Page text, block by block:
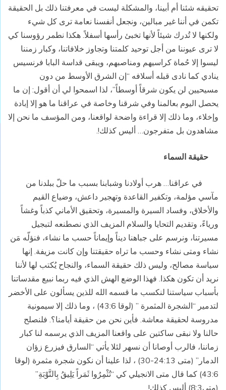
تحقيقه شئنا أم أبينا، والمشكلة ليست في معرفتنا ذلك بل الحقيقة
تكمن في أننا غير مبالين، ونجعل أنفسنا نعامة ترى كل شيء
ولكنها لا تُدرك شيئاً لأنها تخبئ رأسها أسفلاً. هكذا نطمر رؤوسنا كي
لا ترى عيوننا من أجل توحيد كلمتنا وتجاوز خلافاتنا، وكبار زمننا
ليسوا إلا حُماة كراسيهم ومناصبهم، ويبقى قداسة البابا فرنسيس
ينادي كما نادى قبله أسلافه “إن الشرق الأوسط من دون
مسيحيين لن يكون شرقاً أوسطاً”، لذا اسمحوا لي أن أقول: إن ما
يحصل اليوم بعالمنا وفي شرقنا وخاصة في عراقنا ما هو إلا إبادة
وإخلاء، وما ذلك إلا قراءة واضحة لواقعنا، ومن المؤسف ما نحن إلا
مشاهدون بل متفرجون… أليس كذلك!.
حقيقة السماء
في عراقنا… هرب أولادنا وشبابنا بسبب ما حلّ ببلدنا من
مآسي مؤلمة، وتكفير القاعدة وتهجير داعش، وضياع القيم
والأخلاق، وفساد السيرة والمسيرة، وتحقيق الأماني كذباً وغشاً
ورياءً، وتقديم التحايا والسلام المزيف الذي نصطنعه لتبجيل
مسيرتنا، ونرسم على جباهنا ديناً وإيماناً حسب ما نشاء، فنؤلّه مَن
نشاء ومتى نشاء وحسب ما تراه حقيقتنا وإن كانت مزيفة. إنها
سياسة مصالح، وليس ذلك حقيقة السماء، والنجاح يُكتب لها لأننا
نريد أن تكون هكذا. فهذا الوضع الهش الذي فيه ربما نبيع مقدساتنا
بأسباب سياستنا لنكسب ما قسمه الله للذين يسألون على الأخضر
لتدمير “الشجرة المثمرة ” (لوقا 43:6) ، وما ذلك إلا سيمونية
مدروسة لحقيقة معاشة. فأين نحن من حقيقة أيامنا؟. فلنصلح
حالنا ولا نبقى ساكتين على واقعنا المزيف الذي يرسمه لنا كبار
زماننا، فالرب أوصانا أن نسهر لئلا يأتي “السارق فيزرع زؤان
الدمار” (متى 24:13-30) ، لذا علينا أن نكون شجرة مثمرة (لوقا
43:6) كما قال متى الانجيلي كي “تُثْمِرُوا ثَمَراً يَلِيقُ بِالتَّوْبَةِ”
(متى8:3) أليس كذلك!.